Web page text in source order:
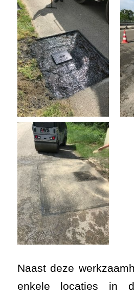
Naast deze
enkele locaties in